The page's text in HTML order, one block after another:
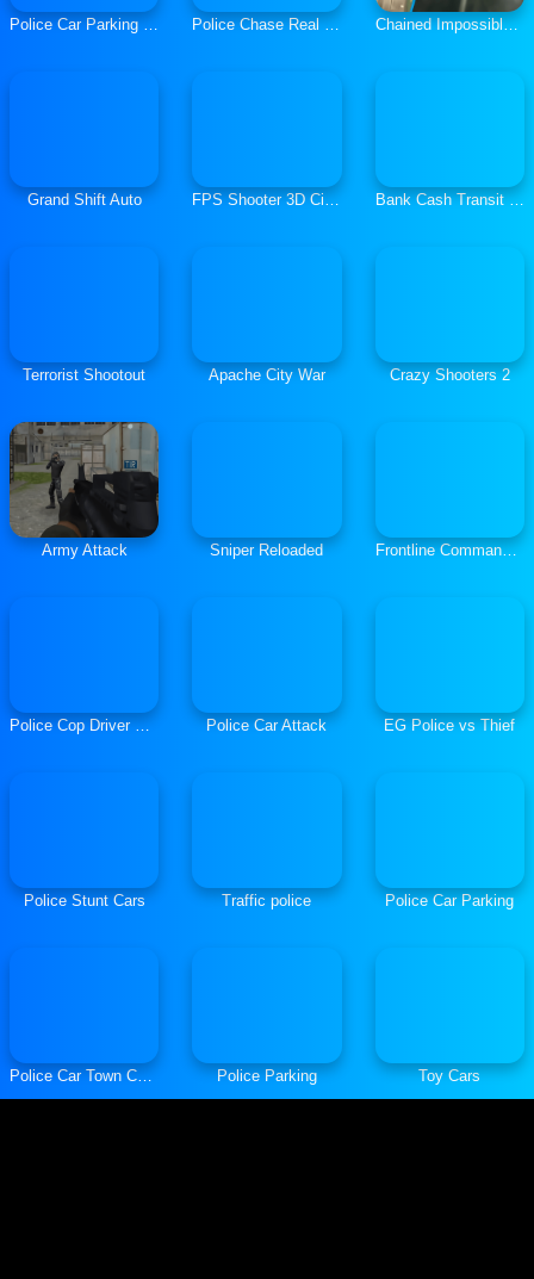
Police Car Parking Mania Car Driving Games Police Chase Real Cop Driver Chained Impossible Driving Police Cars
Grand Shift Auto FPS Shooter 3D City Wars Bank Cash Transit 3D Security Van Simulator 2018
Terrorist Shootout Apache City War Crazy Shooters 2
Army Attack Sniper Reloaded Frontline Commando Mission 3D
Police Cop Driver Simulator Police Car Attack EG Police vs Thief
Police Stunt Cars Traffic police Police Car Parking
Police Car Town Chase Police Parking Toy Cars